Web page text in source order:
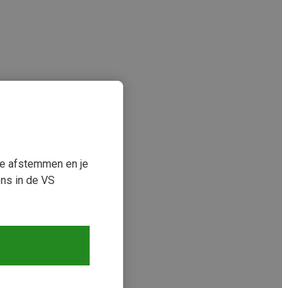
afstemmen en je
in de VS